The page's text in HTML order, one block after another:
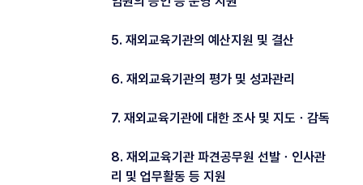
5. 재외교육기관의 예산지원 및 결산
6. 재외교육기관의 평가 및 성과관리
7. 재외교육기관에 대한 조사 및 지도ㆍ감독
8. 재외교육기관 파견공무원 선발ㆍ인사관
리 및 업무활동 등 지원